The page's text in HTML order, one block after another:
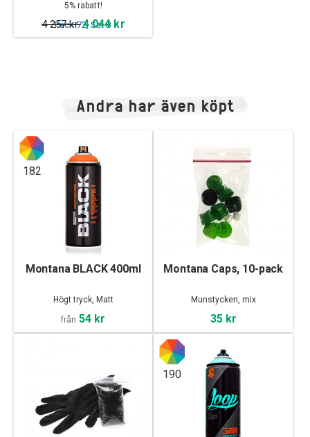
5% rabatt!
4 257 kr4 044 kr
Andra har även köpt
182
Montana BLACK 400ml
Högt tryck, Matt
från 54 kr
Montana Caps, 10-pack
Munstycken, mix
35 kr
190